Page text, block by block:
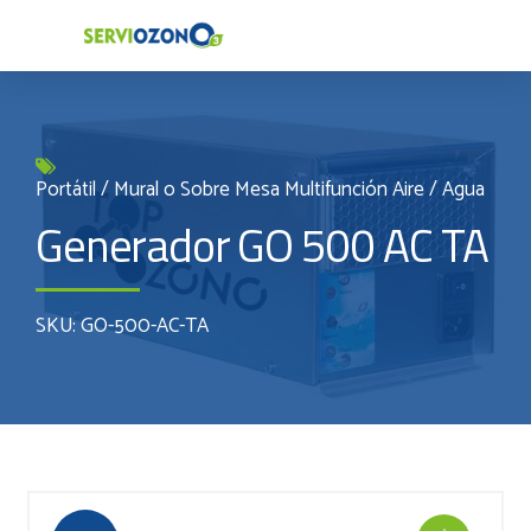
Portátil / Mural o Sobre Mesa Multifunción Aire / Agua
Generador GO 500 AC TA
SKU: GO-500-AC-TA